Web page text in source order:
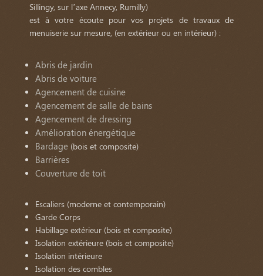
Sillingy, sur l’axe Annecy, Rumilly)
est à votre écoute pour vos projets de travaux de
menuiserie sur mesure, (en extérieur ou en intérieur) :
Abris de jardin
Abris de voiture
Agencement de cuisine
Agencement de salle de bains
Agencement de dressing
Amélioration énergétique
Bardage (bois et composite)
Barrières
Couverture de toit
Escaliers (moderne et contemporain)
Garde Corps
Habillage extérieur (bois et composite)
Isolation extérieure (bois et composite)
Isolation intérieure
Isolation des combles